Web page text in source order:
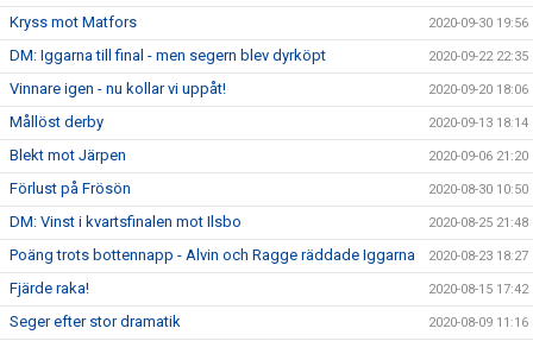
Kryss mot Matfors 2020-09-30 19:56
DM: Iggarna till final - men segern blev dyrköpt 2020-09-22 22:35
Vinnare igen - nu kollar vi uppåt! 2020-09-20 18:06
Mållöst derby 2020-09-13 18:14
Blekt mot Järpen 2020-09-06 21:20
Förlust på Frösön 2020-08-30 10:50
DM: Vinst i kvartsfinalen mot Ilsbo 2020-08-25 21:48
Poäng trots bottennapp - Alvin och Ragge räddade Iggarna 2020-08-23 18:27
Fjärde raka! 2020-08-15 17:42
Seger efter stor dramatik 2020-08-09 11:16